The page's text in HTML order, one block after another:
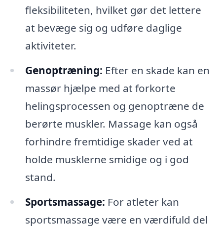
fleksibiliteten, hvilket gør det lettere
at bevæge sig og udføre daglige
aktiviteter.
Genoptræning: Efter en skade kan en
massør hjælpe med at forkorte
helingsprocessen og genoptræne de
berørte muskler. Massage kan også
forhindre fremtidige skader ved at
holde musklerne smidige og i god
stand.
Sportsmassage: For atleter kan
sportsmassage være en værdifuld del